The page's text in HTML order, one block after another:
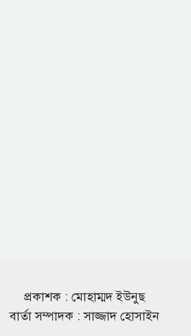
প্রকাশক : মোহাম্মদ ইউনুছ
বার্তা সম্পাদক : সাজ্জাদ হোসাইন